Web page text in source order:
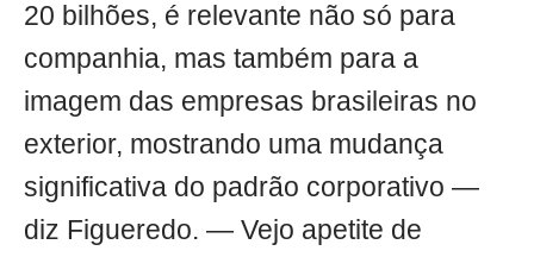
20 bilhões, é relevante não só para
companhia, mas também para a
imagem das empresas brasileiras no
exterior, mostrando uma mudança
significativa do padrão corporativo —
diz Figueredo. — Vejo apetite de